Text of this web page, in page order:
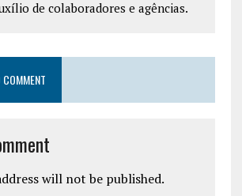
de colaboradores e agências.
will not be published.